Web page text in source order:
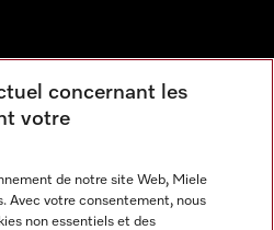
concernant les
votre
de notre site Web, Miele
Avec votre consentement, nous
non essentiels et des